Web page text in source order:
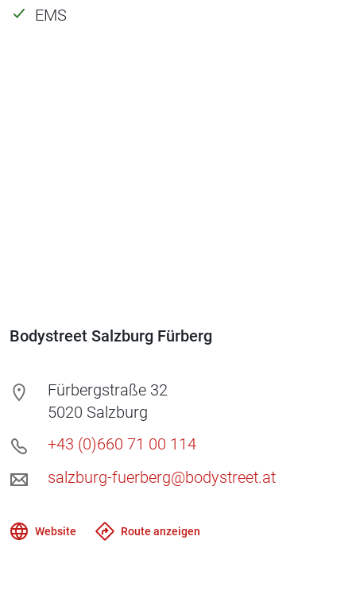
EMS
Bodystreet Salzburg Fürberg
Fürbergstraße 32
5020 Salzburg
+43 (0)660 71 00 114
salzburg-fuerberg@bodystreet.at
Website Route anzeigen